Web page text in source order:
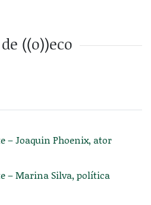
((o))eco
– Joaquin Phoenix, ator
– Marina Silva, política